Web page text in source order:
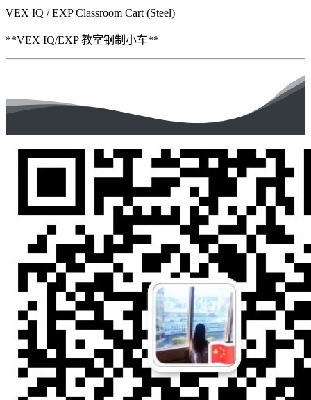
VEX IQ / EXP Classroom Cart (Steel)
**VEX IQ/EXP 教室钢制小车**